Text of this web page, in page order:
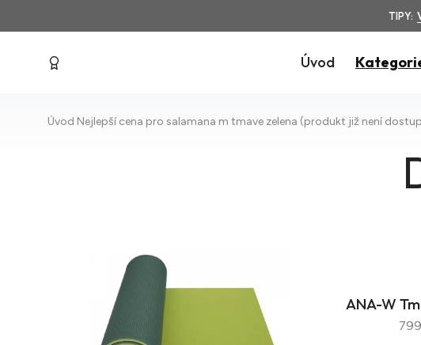
TIPY:
Úvod
Úvod Nejlepší cena pro salamana m tmave zelena (produkt již není
ANA-W